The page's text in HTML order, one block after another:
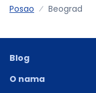
Posao Beograd
Blog
O nama